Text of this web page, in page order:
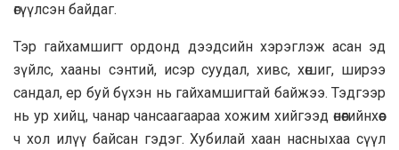
өгүүлсэн байдаг.
Тэр гайхамшигт ордонд дээдсийн хэрэглэж асан эд
зүйлс, хааны сэнтий, исэр суудал, хивс, хөшиг, ширээ
сандал, ер буй бүхэн нь гайхамшигтай байжээ. Тэдгээр
нь ур хийц, чанар чансаагаараа хожим хийгээд өнөөгийнхөөс
ч хол илүү байсан гэдэг. Хубилай хаан насныхаа сүүл